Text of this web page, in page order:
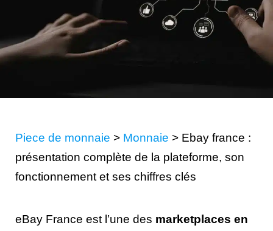
Piece de monnaie > Monnaie > Ebay france :
présentation complète de la plateforme, son
fonctionnement et ses chiffres clés
eBay France est l’une des marketplaces en